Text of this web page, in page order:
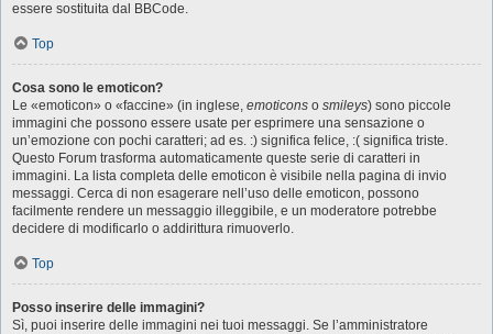
essere sostituita dal BBCode.
Top
Cosa sono le emoticon?
Le «emoticon» o «faccine» (in inglese, emoticons o smileys) sono piccole
immagini che possono essere usate per esprimere una sensazione o
un’emozione con pochi caratteri; ad es. :) significa felice, :( significa triste.
Questo Forum trasforma automaticamente queste serie di caratteri in
immagini. La lista completa delle emoticon è visibile nella pagina di invio
messaggi. Cerca di non esagerare nell’uso delle emoticon, possono
facilmente rendere un messaggio illeggibile, e un moderatore potrebbe
decidere di modificarlo o addirittura rimuoverlo.
Top
Posso inserire delle immagini?
Sì, puoi inserire delle immagini nei tuoi messaggi. Se l’amministratore